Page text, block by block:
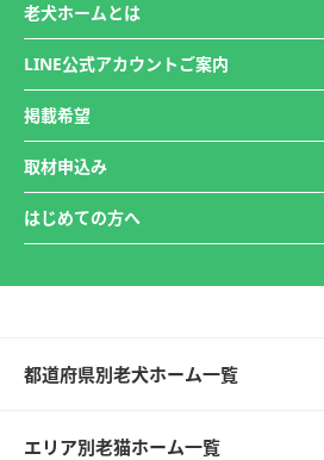
老犬ホームとは
LINE公式アカウントご案内
掲載希望
取材申込み
はじめての方へ
都道府県別老犬ホーム一覧
エリア別老猫ホーム一覧